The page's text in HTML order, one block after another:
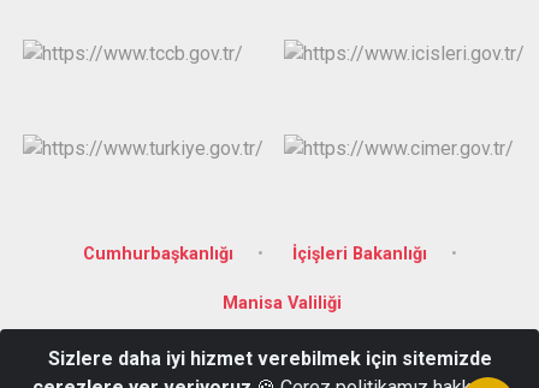
Cumhurbaşkanlığı İçişleri Bakanlığı
Manisa Valiliği
Merkezefendi Mahallesi, 3819 Sokak, No:80 Yunusemre/ MANİSA
Sizlere daha iyi hizmet verebilmek için sitemizde